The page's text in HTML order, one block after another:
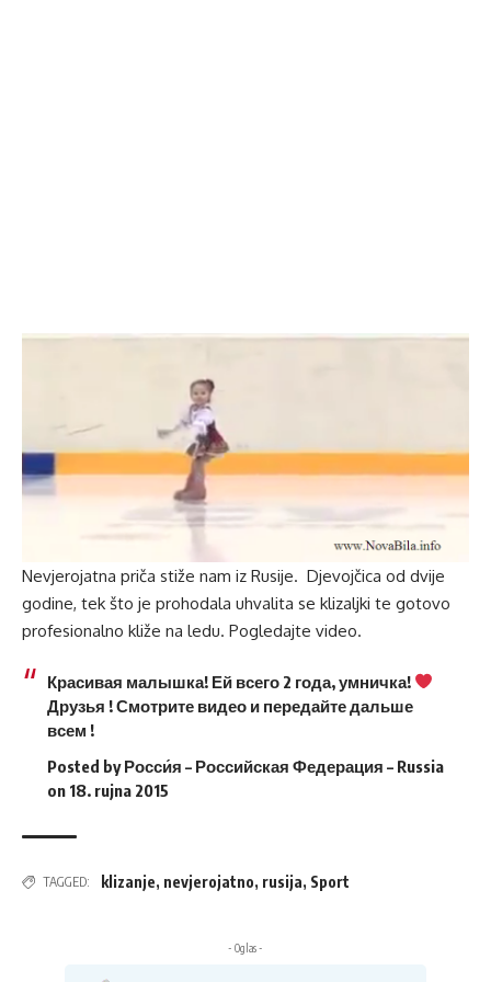
Nevjerojatna priča stiže nam iz Rusije. Djevojčica od dvije
godine, tek što je prohodala uhvalita se klizaljki te gotovo
profesionalno kliže na ledu. Pogledajte video.
Красивая малышка! Ей всего 2 года, умничка!
Друзья ! Смотрите видео и передайте дальше
всем !
Posted byРосси́я – Российская Федерация – Russia
on 18. rujna 2015
TAGGED: klizanje, nevjerojatno, rusija, Sport
- Oglas -